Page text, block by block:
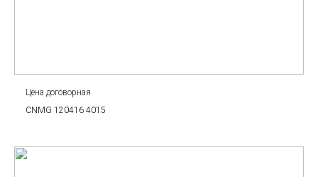
Цена договорная
CNMG 120416 4015